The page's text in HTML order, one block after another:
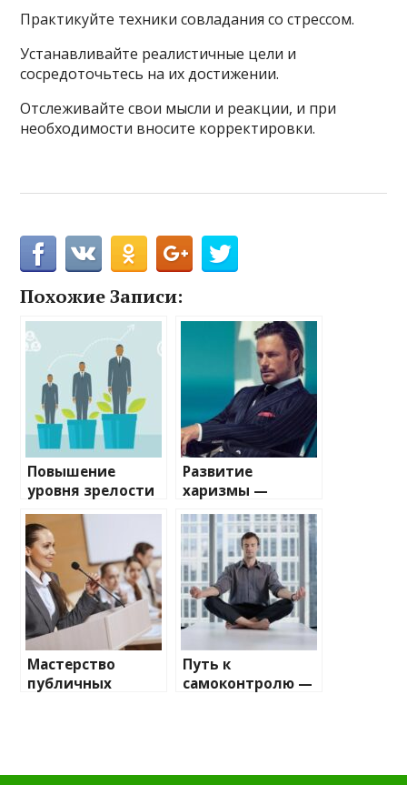
Практикуйте техники совладания со стрессом.
Устанавливайте реалистичные цели и
сосредоточьтесь на их достижении.
Отслеживайте свои мысли и реакции, и при
необходимости вносите корректировки.
Похожие Записи:
Повышение
уровня зрелости
— Путь к личной
ответственности
Развитие
харизмы —
Руководство по
созданию
магнетической
личности
Мастерство
публичных
сцене
Путь к
самоконтролю —